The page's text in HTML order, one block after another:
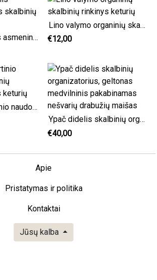
Gėlių medvilninis asmeninis didelis skalbinių krepšys
Lino valymo organinių skalbinių rinkinys keturių
€12,00
Lininių daugkartinio naudojimo virtuvinių skalbinių rinkinys keturių
Ypač didelis skalbinių organizatorius, geltonas medvilninis pakabinamas nešvarių drabužių maišas
€40,00
Apie
Pristatymas ir politika
Kontaktai
Jūsų kalba